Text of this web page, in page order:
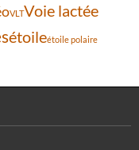
VLTVoie lactée
étoileétoile polaire